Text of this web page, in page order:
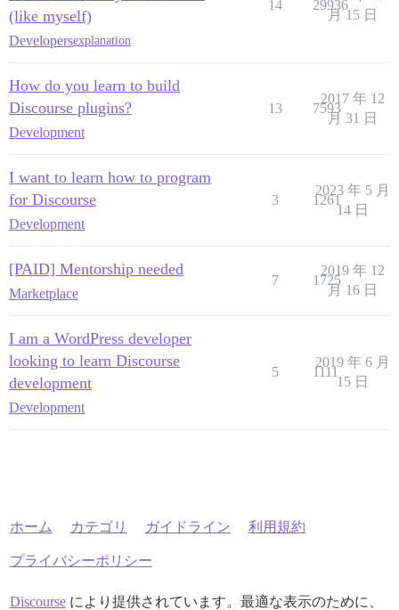
(like myself)
Developersexplanation
14 29936
月 15 日
How do you learn to build
Discourse plugins?
Development
13 7593
2017 年 12
月 31 日
I want to learn how to program
for Discourse
Development
3 1261
2023 年 5 月
14 日
[PAID] Mentorship needed
Marketplace
7 1725
2019 年 12
月 16 日
I am a WordPress developer
looking to learn Discourse
development
Development
5 1111
2019 年 6 月
15 日
ホーム カテゴリ ガイドライン 利用規約
プライバシーポリシー
Discourseにより提供されています。最適な表示のために、